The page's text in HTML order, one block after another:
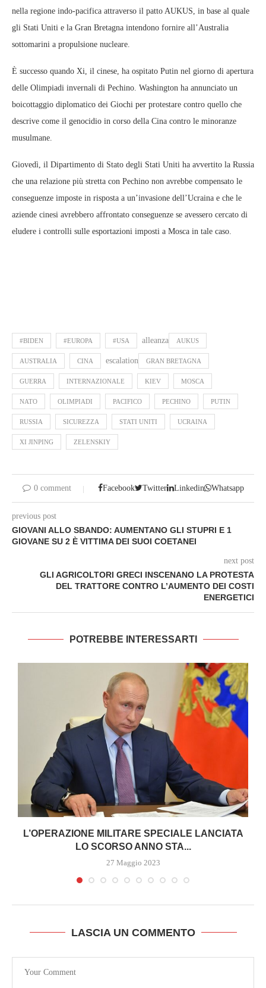
nella regione indo-pacifica attraverso il patto AUKUS, in base al quale
gli Stati Uniti e la Gran Bretagna intendono fornire all’Australia
sottomarini a propulsione nucleare.
È successo quando Xi, il cinese, ha ospitato Putin nel giorno di apertura
delle Olimpiadi invernali di Pechino. Washington ha annunciato un
boicottaggio diplomatico dei Giochi per protestare contro quello che
descrive come il genocidio in corso della Cina contro le minoranze
musulmane.
Giovedì, il Dipartimento di Stato degli Stati Uniti ha avvertito la Russia
che una relazione più stretta con Pechino non avrebbe compensato le
conseguenze imposte in risposta a un’invasione dell’Ucraina e che le
aziende cinesi avrebbero affrontato conseguenze se avessero cercato di
eludere i controlli sulle esportazioni imposti a Mosca in tale caso.
#BIDEN #EUROPA #USA alleanza AUKUS
AUSTRALIA CINA escalation GRAN BRETAGNA
GUERRA INTERNAZIONALE KIEV MOSCA
NATO OLIMPIADI PACIFICO PECHINO PUTIN
RUSSIA SICUREZZA STATI UNITI UCRAINA
XI JINPING ZELENSKIY
0 comment Facebook Twitter Linkedin Whatsapp
previous post
GIOVANI ALLO SBANDO: AUMENTANO GLI STUPRI E 1
GIOVANE SU 2 È VITTIMA DEI SUOI COETANEI
next post
GLI AGRICOLTORI GRECI INSCENANO LA PROTESTA
DEL TRATTORE CONTRO L’AUMENTO DEI COSTI
ENERGETICI
POTREBBE INTERESSARTI
L’OPERAZIONE MILITARE SPECIALE LANCIATA
LO SCORSO ANNO STA...
27 Maggio 2023
LASCIA UN COMMENTO